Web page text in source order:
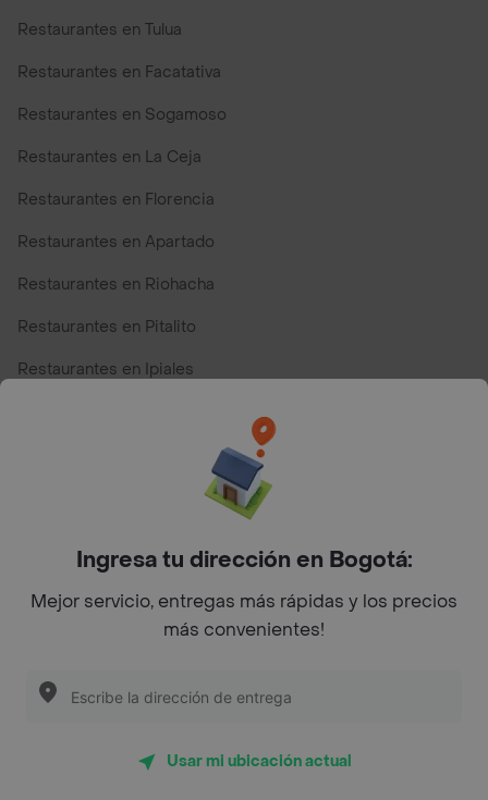
Restaurantes en Tulua
Restaurantes en Facatativa
Restaurantes en Sogamoso
Restaurantes en La Ceja
Restaurantes en Florencia
Restaurantes en Apartado
Restaurantes en Riohacha
Restaurantes en Pitalito
Restaurantes en Ipiales
Top Marcas y Cadenas de Restaurantes
Encuéntranos en estos países
App Store Google play
Restaurantes cerca de mi para pedir Comida a Domicilio -
Ingresa tu dirección en Bogotá:
Mejor servicio, entregas más rápidas y los precios
más convenientes!
Usar mi ubicación actual